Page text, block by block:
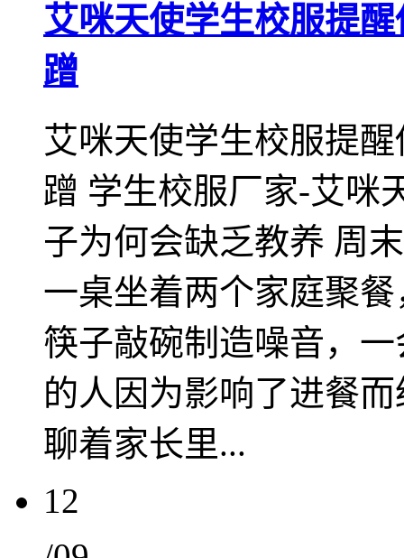
艾咪天使学生校服提
蹭
艾咪天使学生校服提
蹭 学生校服厂家-艾咪
子为何会缺乏教养 周
一桌坐着两个家庭聚
筷子敲碗制造噪音，
的人因为影响了进餐
聊着家长里...
12